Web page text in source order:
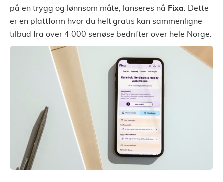
på en trygg og lønnsom måte, lanseres nå Fixa . Dette
er en plattform hvor du helt gratis kan sammenligne
tilbud fra over 4 000 seriøse bedrifter over hele Norge.